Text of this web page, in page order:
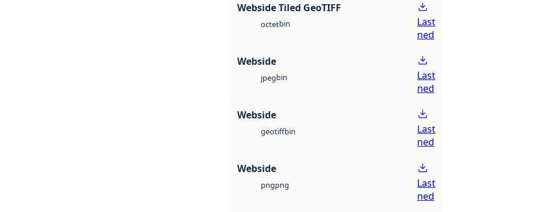
Webside Tiled GeoTIFF
octetbin
Last
ned
Webside
jpegbin
Last
ned
Webside
geotiffbin
Last
ned
Webside
pngpng
Last
ned